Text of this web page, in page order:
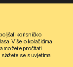
korisničko
Više o kolačićima
možete pročitati
se s uvjetima